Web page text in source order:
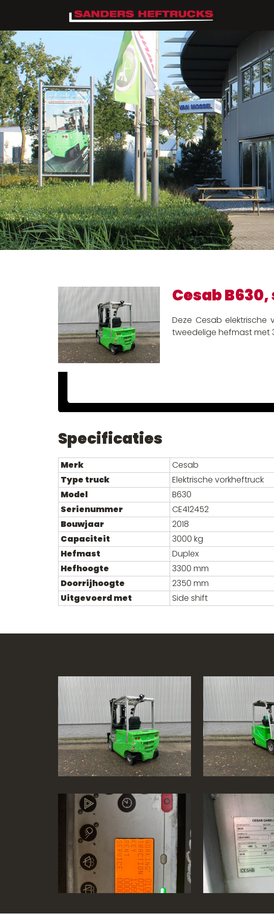
Cesab B630,
Deze Cesab
tweedelige hefmast met
Specificaties
Merk
Cesab
Type truck
Elektrische vorkheftruck
Model
B630
Serienummer
CE412452
Bouwjaar
2018
Capaciteit
3000 kg
Hefmast
Duplex
Hefhoogte
3300 mm
Doorrijhoogte
2350 mm
Uitgevoerd met
Side shift